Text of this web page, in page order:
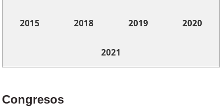
2015 2018 2019 2020
2021
Congresos